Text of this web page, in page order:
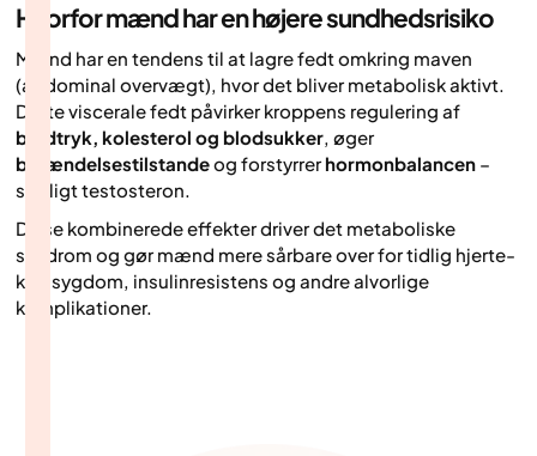
Hvorfor mænd har en højere sundhedsrisiko
Mænd har en tendens til at lagre fedt omkring maven
(abdominal overvægt), hvor det bliver metabolisk aktivt.
Dette viscerale fedt påvirker kroppens regulering af
blodtryk, kolesterol og blodsukker, øger
betændelsestilstandeog forstyrrerhormonbalancen –
særligt testosteron.
Disse kombinerede effekter driver det metaboliske
syndrom og gør mænd mere sårbare over for tidlig hjerte-
kar-sygdom, insulinresistens og andre alvorlige
komplikationer.